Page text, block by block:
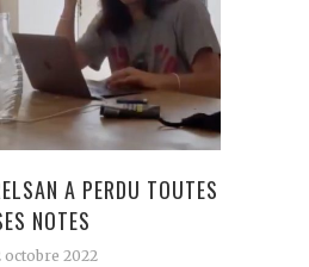
A PERDU TOUTES
NOTES
octobre 2022